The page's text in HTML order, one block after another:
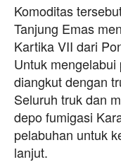
Komoditas
Tanjung Emas
Kartika VII dari
Untuk
diangkut dengan
Seluruh truk dan
depo fumigasi
pelabuhan untuk
lanjut.